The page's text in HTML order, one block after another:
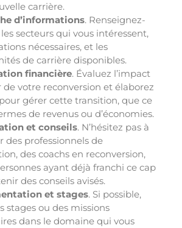
carrière.
d’informations. Renseignez-
secteurs qui vous intéressent,
nécessaires, et les
de carrière disponibles.
financière. Évaluez l’impact
de votre reconversion et élaborez
gérer cette transition, que ce
de revenus ou d’économies.
et conseils. N’hésitez pas à
des professionnels de
des coachs en reconversion,
ayant déjà franchi ce cap
des conseils avisés.
et stages. Si possible,
stages ou des missions
dans le domaine qui vous